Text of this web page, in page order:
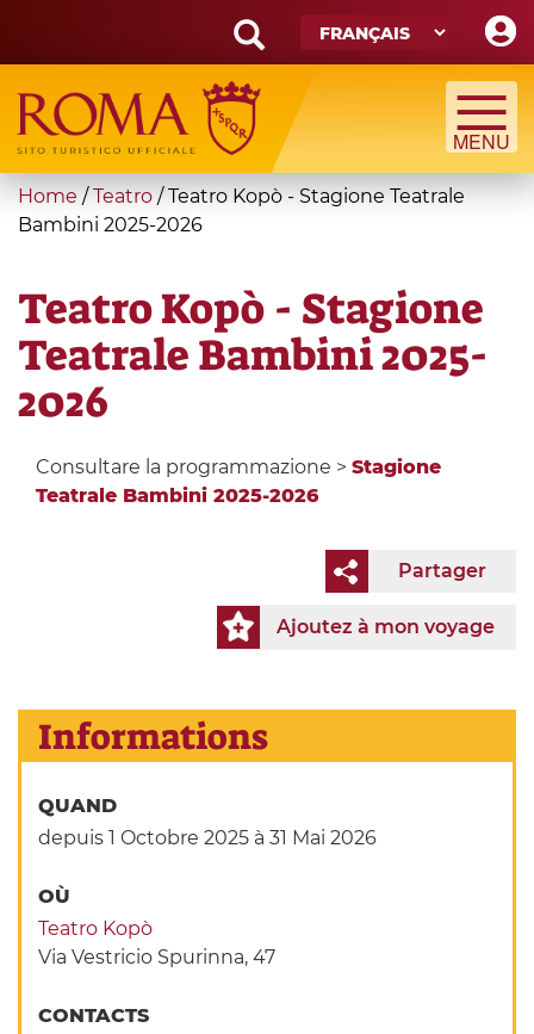
main
content
Search
form
Recherche
You
are
Home / Teatro /Teatro Kopò - Stagione Teatrale
Bambini 2025-2026
Teatro Kopò - Stagione
Teatrale Bambini 2025-
2026
Consultare la programmazione > Stagione
Teatrale Bambini 2025-2026
Partager
Ajoutez à mon voyage
Informations
QUAND
depuis 1 Octobre 2025 à 31 Mai 2026
OÙ
Teatro Kopò
Via Vestricio Spurinna, 47
CONTACTS